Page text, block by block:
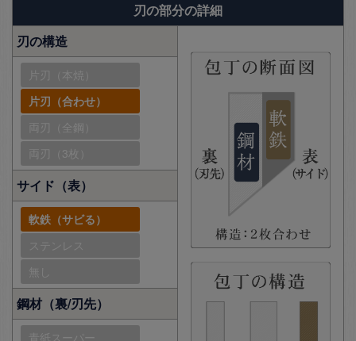
刃の部分の詳細
刃の構造
片刃（本焼）
片刃（合わせ）
両刃（全鋼）
両刃（3枚）
サイド（表）
軟鉄（サビる）
ステンレス
無し
鋼材（裏/刃先）
青紙スーパー